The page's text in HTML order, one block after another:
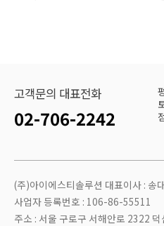
고객문의 대표전화
02-706-2242
(주)아이에스티솔루션 대표이사 : 송
사업자 등록번호 : 106-86-55511
주소 : 서울 구로구 서해안로 2322